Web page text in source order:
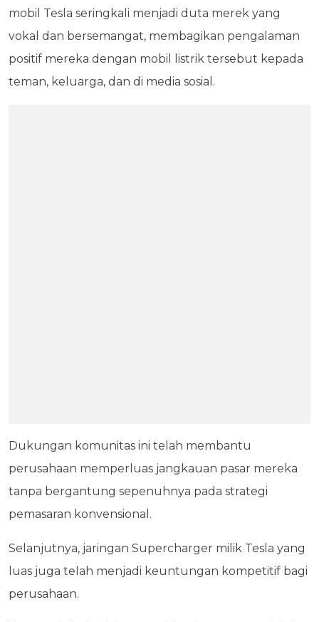
mobil Tesla seringkali menjadi duta merek yang
vokal dan bersemangat, membagikan pengalaman
positif mereka dengan mobil listrik tersebut kepada
teman, keluarga, dan di media sosial.
Dukungan komunitas ini telah membantu
perusahaan memperluas jangkauan pasar mereka
tanpa bergantung sepenuhnya pada strategi
pemasaran konvensional.
Selanjutnya, jaringan Supercharger milik Tesla yang
luas juga telah menjadi keuntungan kompetitif bagi
perusahaan.